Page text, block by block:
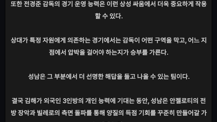
또한 전경준 감독의 경기 운영 능력은 이런 상성 싸움에서 더욱 중요하게 작용
할 수 있다.
상대가 특정 자원에게 의존하는 경기에서는 감독이 어떤 구역을 막고, 어느 지
점에서 압박을 걸어야 하는지가 승부를 가른다.
성남은 그 부분에서 더 선명한 해답을 들고 나올 수 있는 팀이다.
결국 김해가 외국인 3인방의 개인 능력에 기대는 동안, 성남은 안젤로티의 전
방 장악과 빌레로의 측면 돌파를 통해 양질의 득점 기회를 꾸준히 만들어갈 가